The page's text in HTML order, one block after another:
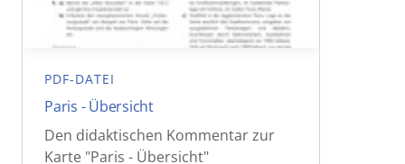
PDF-DATEI
Paris - Übersicht
Den didaktischen Kommentar zur
Karte "Paris - Übersicht"